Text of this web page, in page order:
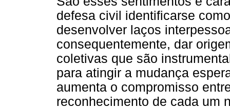
defesa civil identificarse
desenvolver laços
consequentemente, dar
coletivas que são
para atingir a mudança
aumenta o compromisso
reconhecimento de cada um